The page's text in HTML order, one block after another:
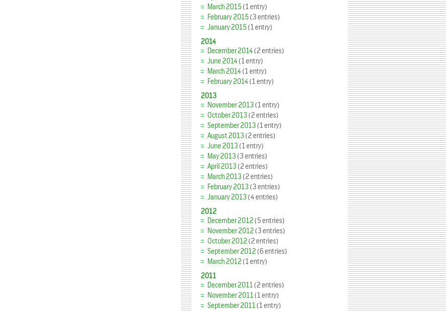
March 2015(1 entry)
February 2015(3 entries)
January 2015(1 entry)
2014
December 2014(2 entries)
June 2014(1 entry)
March 2014(1 entry)
February 2014(1 entry)
2013
November 2013(1 entry)
October 2013(2 entries)
September 2013(1 entry)
August 2013(2 entries)
June 2013(1 entry)
May 2013(3 entries)
April 2013(2 entries)
March 2013(2 entries)
February 2013(3 entries)
January 2013(4 entries)
2012
December 2012(5 entries)
November 2012(3 entries)
October 2012(2 entries)
September 2012(6 entries)
March 2012(1 entry)
2011
December 2011(2 entries)
November 2011(1 entry)
September 2011(1 entry)